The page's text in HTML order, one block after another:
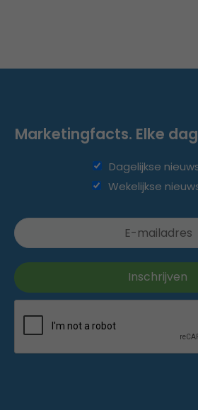
Marketingfacts. Elke
Dagelijkse
Wekelijkse